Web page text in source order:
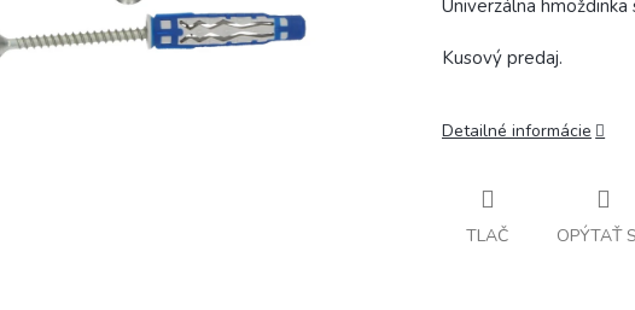
Univerzálna
Kusový predaj.
Detailné informácie
TLAČ OPÝTAŤ